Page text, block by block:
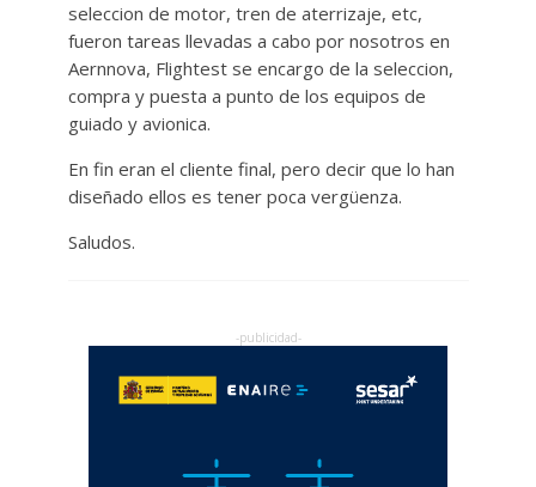
seleccion de motor, tren de aterrizaje, etc,
fueron tareas llevadas a cabo por nosotros en
Aernnova, Flightest se encargo de la seleccion,
compra y puesta a punto de los equipos de
guiado y avionica.
En fin eran el cliente final, pero decir que lo han
diseñado ellos es tener poca vergüenza.
Saludos.